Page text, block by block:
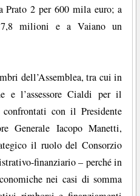
2 per 600 mila euro; a
milioni e a Vaiano un
dell’Assemblea, tra cui in
e l’assessore Cialdi per il
con il Presidente
Generale Iacopo Manetti,
il ruolo del Consorzio
finanziario – perché in
nei casi di somma